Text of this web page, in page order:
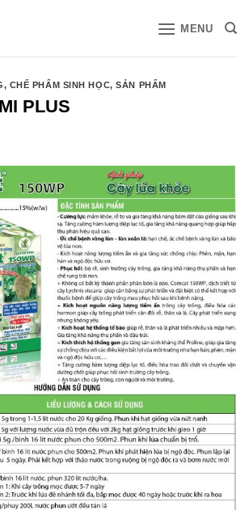
MENU
, CHẾ PHẨM SINH HỌC,SẢN PHẨM
PLUS